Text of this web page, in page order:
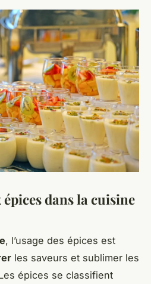
dans la cuisine
, l’usage des épices est
les saveurs et sublimer les
épices se classifient